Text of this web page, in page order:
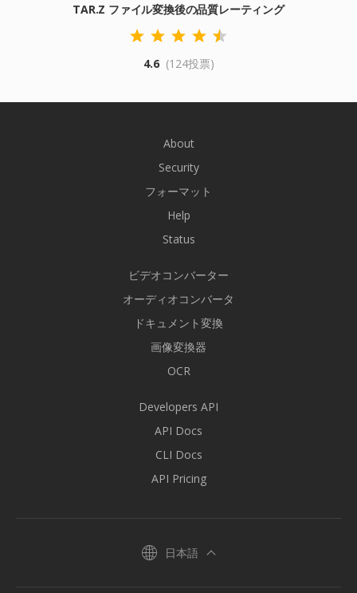
TAR.Z ファイル変換後の品質レーティング
4.6 (124投票)
About
Security
フォーマット
Help
Status
ビデオコンバーター
オーディオコンバータ
ドキュメント変換
画像変換器
OCR
Developers API
API Docs
CLI Docs
API Pricing
日本語